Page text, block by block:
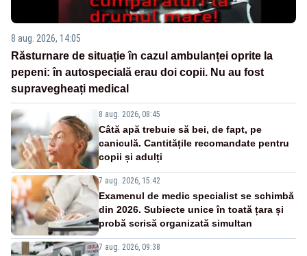
8 aug. 2026, 14:05
Răsturnare de situație în cazul ambulanței oprite la
pepeni: în autospecială erau doi copii. Nu au fost
supravegheați medical
8 aug. 2026, 08:45
Câtă apă trebuie să bei, de fapt, pe
caniculă. Cantitățile recomandate pentru
copii și adulți
7 aug. 2026, 15:42
Examenul de medic specialist se schimbă
din 2026. Subiecte unice în toată țara și
probă scrisă organizată simultan
7 aug. 2026, 09:38